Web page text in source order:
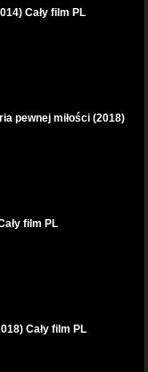
Cały film PL
pewnej miłości (2018)
film PL
Cały film PL